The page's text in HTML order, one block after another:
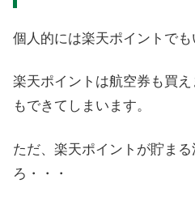
個人的には楽天ポイントでも
楽天ポイントは航空券も買
もできてしまいます。
ただ、楽天ポイントが貯ま
ろ・・・